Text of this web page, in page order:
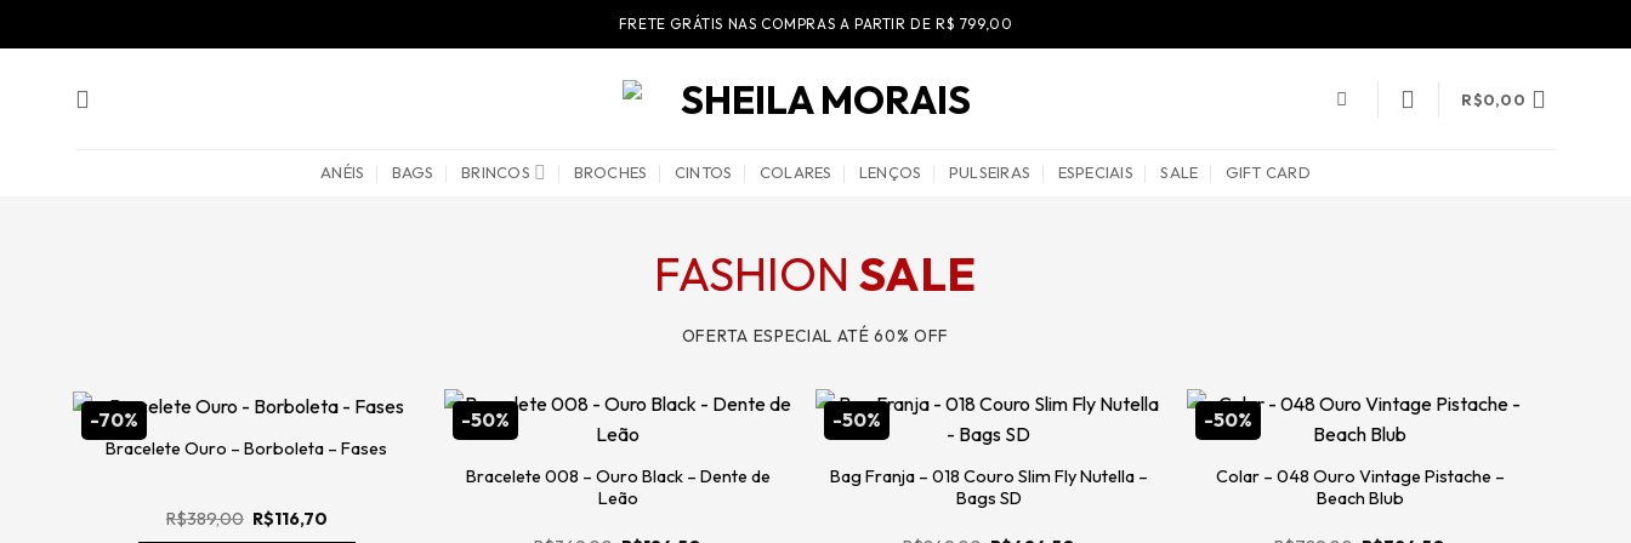
to
FRETE GRÁTIS NAS COMPRAS A PARTIR DE R$ 799,00
R$0,00
ANÉIS BAGS BRINCOS BROCHES CINTOS COLARES LENÇOS PULSEIRAS ESPECIAIS SALE GIFT CARD
FASHIONSALE
OFERTA ESPECIAL ATÉ 60% OFF
-70%
Bracelete Ouro – Borboleta – Fases
R$389,00 O
preço
R$116,70
-50%
Bracelete 008 – Ouro Black – Dente de
Leão
-50%
Bag Franja – 018 Couro Slim Fly Nutella –
Bags SD
-50%
Colar – 048 Ouro Vintage Pistache –
Beach Blub